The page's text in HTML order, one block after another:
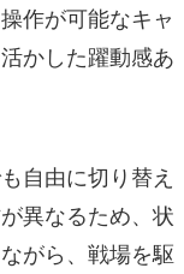
作が可能なキャ
かした躍動感あ
自由に切り替え
異なるため、状
がら、戦場を駆